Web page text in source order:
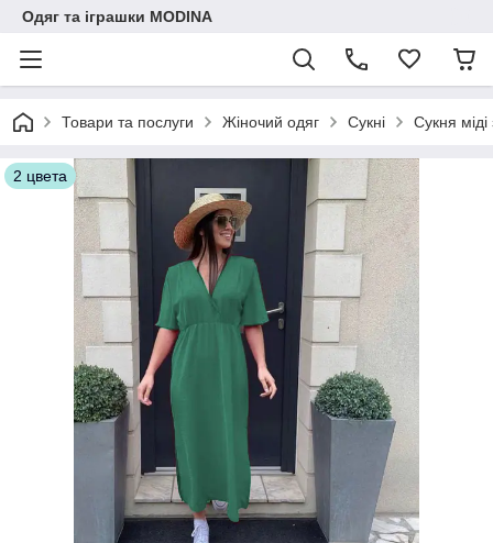
Одяг та іграшки MODINA
Товари та послуги Жіночий одяг Сукні Сукня
2 цвета